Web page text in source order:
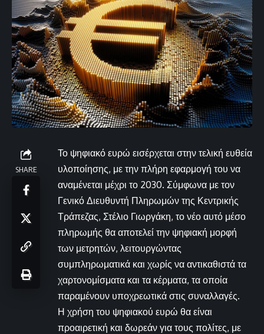
SHARE
Το ψηφιακό ευρώ εισέρχεται στην τελική ευθεία
υλοποίησης, με την πλήρη εφαρμογή του να
αναμένεται μέχρι το 2030. Σύμφωνα με τον
Γενικό Διευθυντή Πληρωμών της Κεντρικής
Τράπεζας, Στέλιο Γιωργάκη, το νέο αυτό μέσο
πληρωμής θα αποτελεί την ψηφιακή μορφή
των μετρητών, λειτουργώντας
συμπληρωματικά και χωρίς να αντικαθιστά τα
χαρτονομίσματα και τα κέρματα, τα οποία
παραμένουν υποχρεωτικά στις συναλλαγές.
Η χρήση του ψηφιακού ευρώ θα είναι
προαιρετική και δωρεάν για τους πολίτες, με